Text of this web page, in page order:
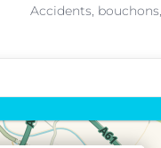
Accidents,